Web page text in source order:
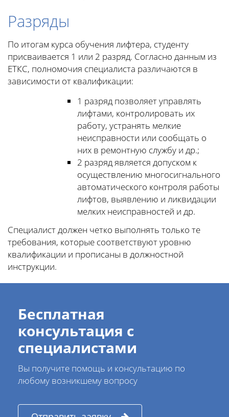
Разряды
По итогам курса обучения лифтера, студенту
присваивается 1 или 2 разряд. Согласно данным из
ЕТКС, полномочия специалиста различаются в
зависимости от квалификации:
1 разряд позволяет управлять
лифтами, контролировать их
работу, устранять мелкие
неисправности или сообщать о
них в ремонтную службу и др.;
2 разряд является допуском к
осуществлению многосигнального
автоматического контроля работы
лифтов, выявлению и ликвидации
мелких неисправностей и др.
Специалист должен четко выполнять только те
требования, которые соответствуют уровню
квалификации и прописаны в должностной
инструкции.
Бесплатная
консультация с
специалистами
Вы получите помощь и консультацию по
любому возникшему вопросу